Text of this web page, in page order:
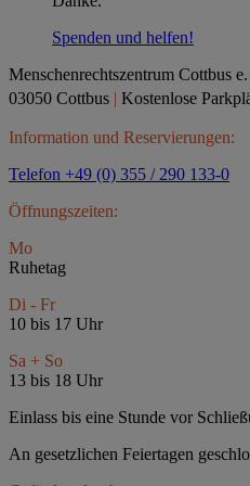
Spenden und helfen!
Menschenrechtszentrum Cottbus e.
03050 Cottbus | Kostenlose
Information und Reservierungen:
Telefon +49 (0) 355 / 290 133-0
Öffnungszeiten:
Mo
Ruhetag
Di - Fr
10 bis 17 Uhr
Sa + So
13 bis 18 Uhr
Einlass bis eine Stunde vor
An gesetzlichen Feiertagen